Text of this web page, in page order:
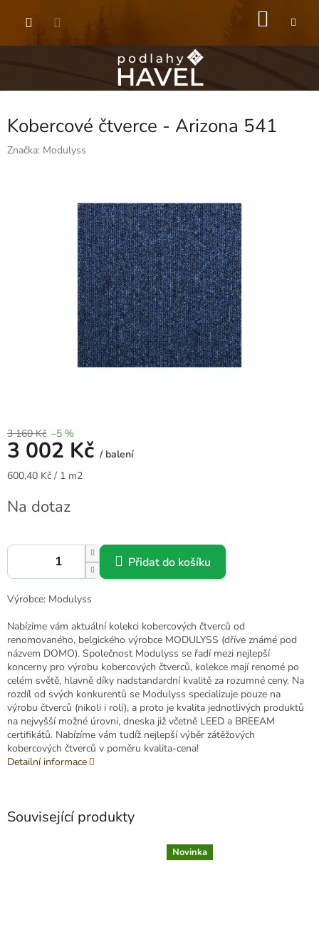
Kobercové čtverce - Arizona 541
Značka: Modulyss
3 160 Kč –5 %
3 002 Kč / balení
Měrná
600,40 Kč / 1 m2
Na dotaz
Přidat do košíku
Výrobce: Modulyss
Nabízíme vám aktuální kolekci kobercových čtverců od
renomovaného, belgického výrobce MODULYSS (dříve známé pod
názvem DOMO). Společnost Modulyss se řadí mezi nejlepší
koncerny pro výrobu kobercových čtverců, kolekce mají renomé po
celém světě, hlavně díky nadstandardní kvalitě za rozumné ceny. Na
rozdíl od svých konkurentů se Modulyss specializuje pouze na
výrobu čtverců (nikoli i rolí), a proto je kvalita jednotlivých produktů
na nejvyšší možné úrovni, dneska již včetně LEED a BREEAM
certifikátů. Nabízíme vám tudíž nejlepší výběr zátěžových
kobercových čtverců v poměru kvalita-cena!
Detailní informace
Související produkty
Novinka